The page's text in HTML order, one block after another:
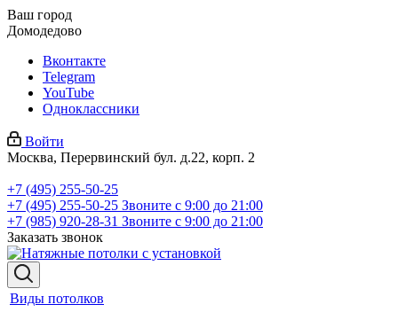
Ваш город
Домодедово
Вконтакте
Telegram
YouTube
Одноклассники
Войти
Москва, Перервинский бул. д.22, корп. 2
+7 (495) 255-50-25
+7 (495) 255-50-25 Звоните с 9:00 до 21:00
+7 (985) 920-28-31 Звоните с 9:00 до 21:00
Заказать звонок
Виды потолков